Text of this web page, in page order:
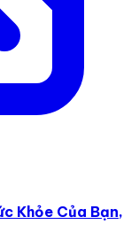
Khỏe Của Bạn,